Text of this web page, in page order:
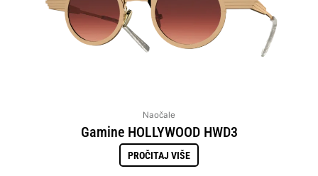
Naočale
Gamine HOLLYWOOD HWD3
PROČITAJ VIŠE